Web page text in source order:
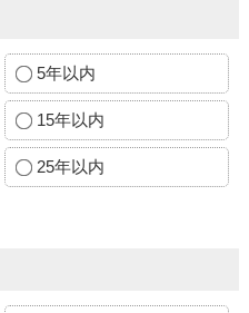
5年以内
15年以内
25年以内